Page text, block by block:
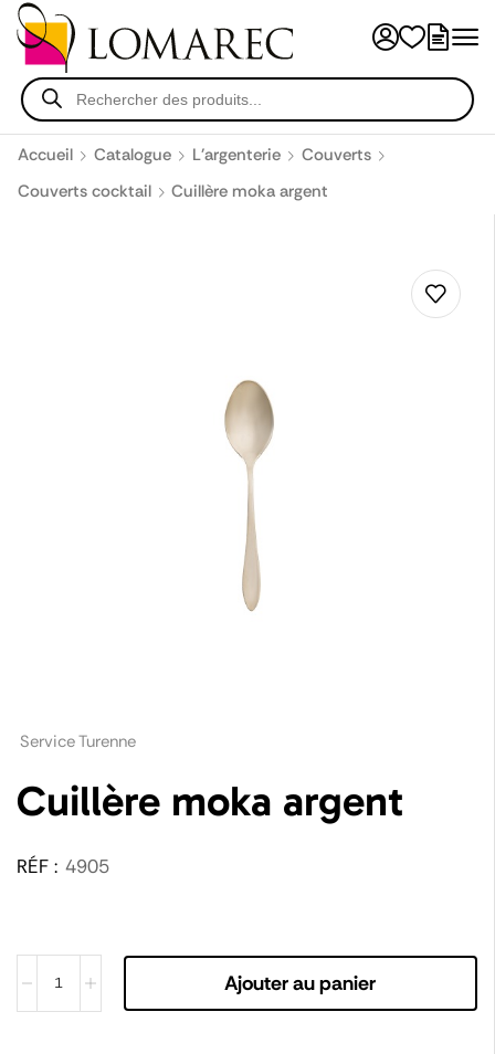
Accueil Catalogue L'argenterie
Couverts
Couverts cocktail
Cuillère moka argent
Service Turenne
Cuillère moka argent
RÉF : 4905
Ajouter au panier